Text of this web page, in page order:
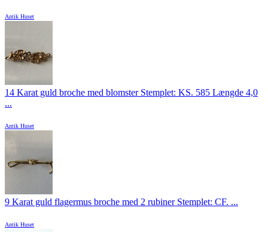
Antik Huset
14 Karat guld broche med blomster Stemplet: KS. 585 Længde 4,0
...
Antik Huset
9 Karat guld flagermus broche med 2 rubiner Stemplet: CF. ...
Antik Huset